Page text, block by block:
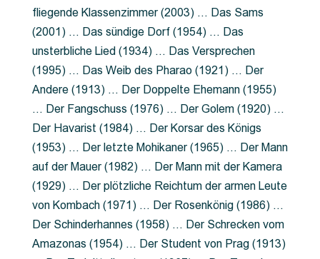
fliegende Klassenzimmer (2003) … Das Sams
(2001) … Das sündige Dorf (1954) … Das
unsterbliche Lied (1934) … Das Versprechen
(1995) … Das Weib des Pharao (1921) … Der
Andere (1913) … Der Doppelte Ehemann (1955)
… Der Fangschuss (1976) … Der Golem (1920) …
Der Havarist (1984) … Der Korsar des Königs
(1953) … Der letzte Mohikaner (1965) … Der Mann
auf der Mauer (1982) … Der Mann mit der Kamera
(1929) … Der plötzliche Reichtum der armen Leute
von Kombach (1971) … Der Rosenkönig (1986) …
Der Schinderhannes (1958) … Der Schrecken vom
Amazonas (1954) … Der Student von Prag (1913)